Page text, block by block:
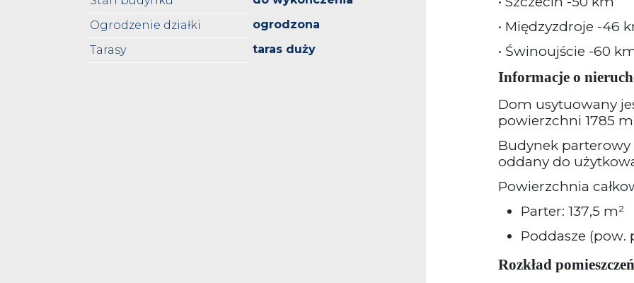
Ogrodzenie działki
ogrodzona
Tarasy
taras duży
• Międzyzdroje -46
• Świnoujście -60
Informacje o
Dom usytuowany
powierzchni 1785
Budynek parterowy
oddany do
Powierzchnia
Parter: 137,5 m²
Poddasze (pow.
Rozkład